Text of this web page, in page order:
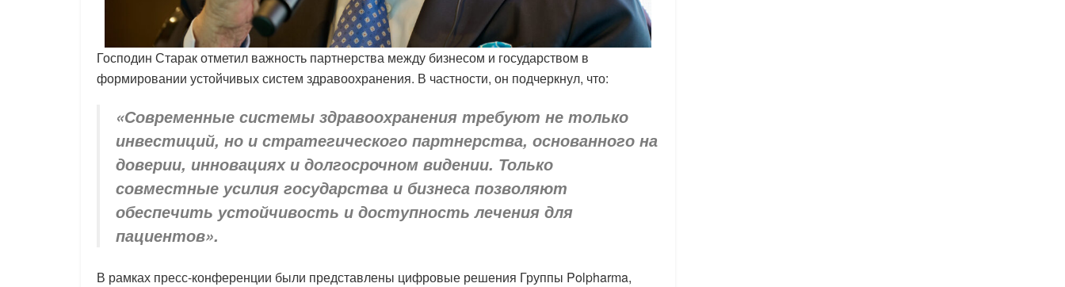
Господин Старак отметил важность партнерства между бизнесом и государством в
формировании устойчивых систем здравоохранения. В частности, он подчеркнул, что:
«Современные системы здравоохранения требуют не только
инвестиций, но и стратегического партнерства, основанного на
доверии, инновациях и долгосрочном видении. Только
совместные усилия государства и бизнеса позволяют
обеспечить устойчивость и доступность лечения для
пациентов».
В рамках пресс-конференции были представлены цифровые решения Группы Polpharma,